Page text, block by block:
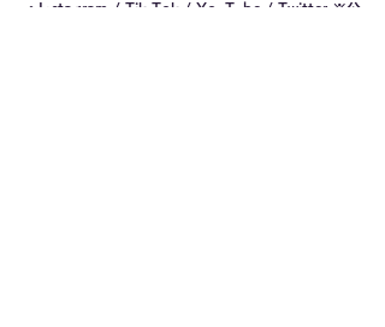
・Instagram / Tik Tok / YouTube / Twitter ※公